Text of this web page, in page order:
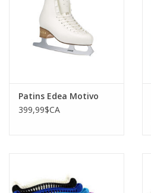
Patins Edea Motivo
399,99$CA